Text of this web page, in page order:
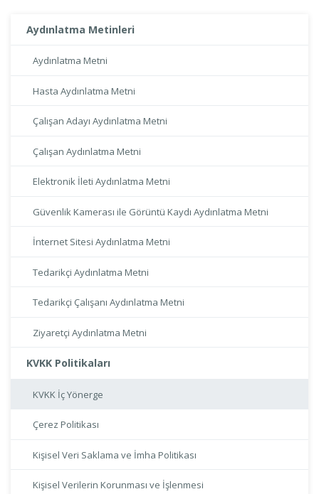
Aydınlatma Metinleri
Aydınlatma Metni
Hasta Aydınlatma Metni
Çalışan Adayı Aydınlatma Metni
Çalışan Aydınlatma Metni
Elektronik İleti Aydınlatma Metni
Güvenlik Kamerası ile Görüntü Kaydı Aydınlatma Metni
İnternet Sitesi Aydınlatma Metni
Tedarikçi Aydınlatma Metni
Tedarikçi Çalışanı Aydınlatma Metni
Ziyaretçi Aydınlatma Metni
KVKK Politikaları
KVKK İç Yönerge
Çerez Politikası
Kişisel Veri Saklama ve İmha Politikası
Kişisel Verilerin Korunması ve İşlenmesi